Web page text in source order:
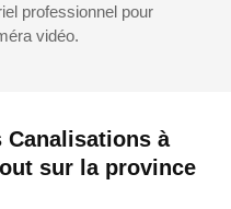
Canalisations à
sur la province
professionnel pour
vidéo.